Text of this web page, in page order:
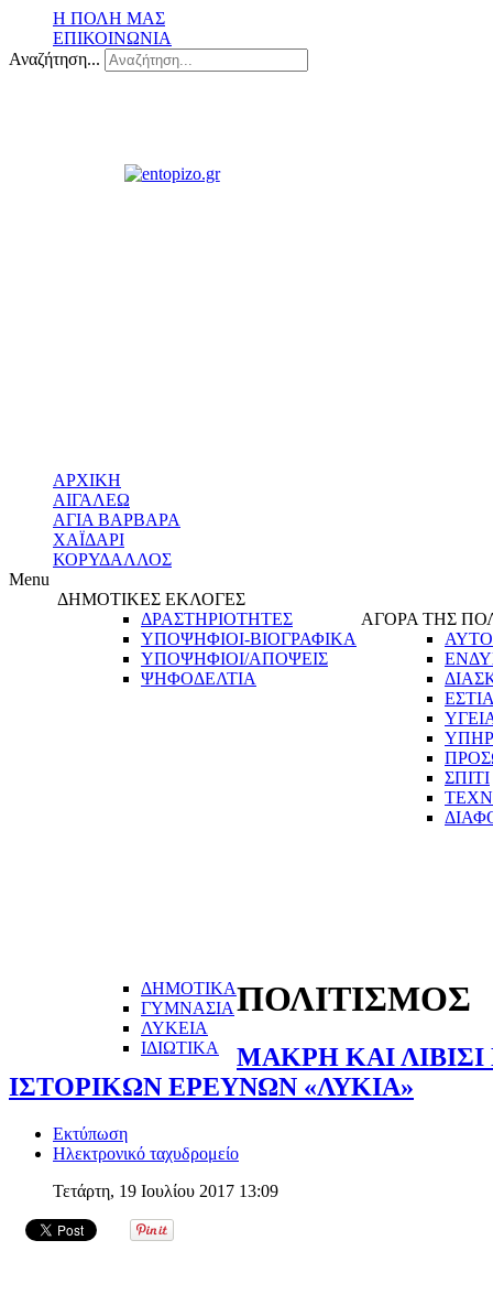
Η ΠΟΛΗ ΜΑΣ
ΕΠΙΚΟΙΝΩΝΙΑ
Αναζήτηση...
ΑΡΧΙΚΗ
ΑΙΓΑΛΕΩ
ΑΓΙΑ ΒΑΡΒΑΡΑ
ΧΑΪΔΑΡΙ
ΚΟΡΥΔΑΛΛΟΣ
Menu
ΔΗΜΟΤΙΚΕΣ ΕΚΛΟΓΕΣ
ΔΡΑΣΤΗΡΙΟΤΗΤΕΣ
ΥΠΟΨΗΦΙΟΙ-ΒΙΟΓΡΑΦΙΚΑ
ΥΠΟΨΗΦΙΟΙ/ΑΠΟΨΕΙΣ
ΨΗΦΟΔΕΛΤΙΑ
ΑΓΟΡΑ ΤΗΣ
ΣΠΙΤΙ
ΔΗΜΟΤΙΚΑ
ΓΥΜΝΑΣΙΑ
ΛΥΚΕΙΑ
ΙΔΙΩΤΙΚΑ
ΠΟΛΙΤΙΣΜΟΣ
ΜΑΚΡΗ ΚΑΙ ΛΙΒΙΣΙ
ΙΣΤΟΡΙΚΩΝ ΕΡΕΥΝΩΝ «ΛΥΚΙΑ»
Εκτύπωση
Ηλεκτρονικό ταχυδρομείο
Τετάρτη, 19 Ιουλίου 2017 13:09